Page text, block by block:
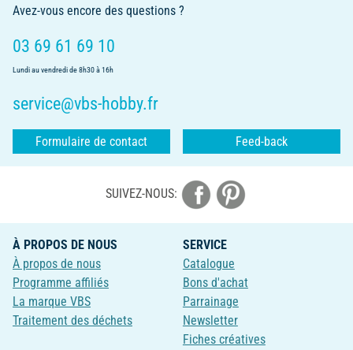
Avez-vous encore des questions ?
03 69 61 69 10
Lundi au vendredi de 8h30 à 16h
service@vbs-hobby.fr
Formulaire de contact Feed-back
SUIVEZ-NOUS:
À PROPOS DE NOUS
À propos de nous
Programme affiliés
La marque VBS
Traitement des déchets
SERVICE
Catalogue
Bons d'achat
Parrainage
Newsletter
Fiches créatives